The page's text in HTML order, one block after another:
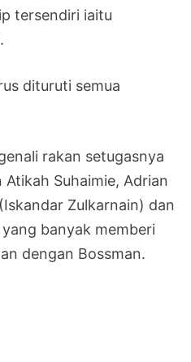
tersendiri iaitu
dituruti semua
rakan setugasnya
Suhaimie, Adrian
Zulkarnain) dan
banyak memberi
dengan Bossman.